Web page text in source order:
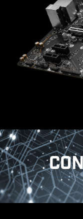
Saca más
diseñada
base para
eficiencia o